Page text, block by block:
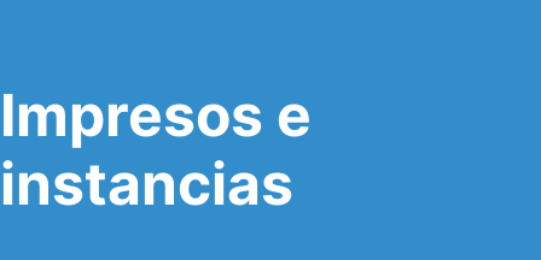
Impresos e
instancias